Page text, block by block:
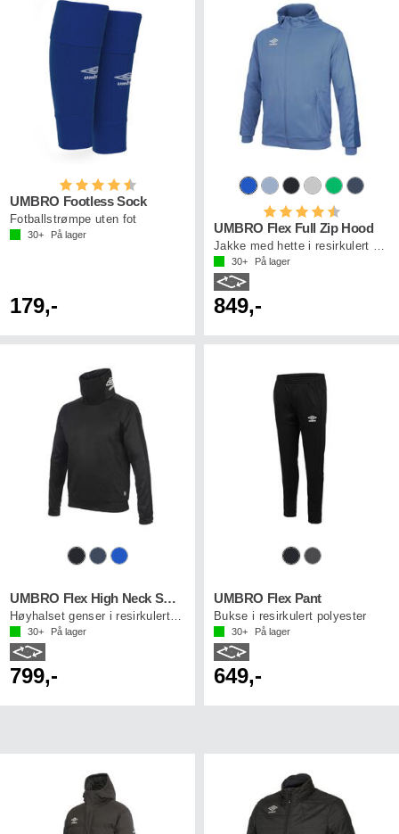
Karakter:
UMBRO Footless Sock
Fotballstrømpe uten fot
30+ På lager
179,-
Karakter:
UMBRO Flex Full Zip Hood
Jakke med hette i resirkulert polyester
30+ På lager
849,-
UMBRO Flex High Neck Sweater
Høyhalset genser i resirkulert polyester
30+ På lager
799,-
UMBRO Flex Pant
Bukse i resirkulert polyester
30+ På lager
649,-